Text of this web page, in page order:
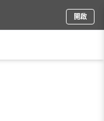
開啟